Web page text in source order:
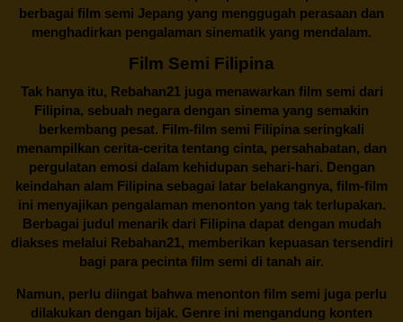
berbagai film semi Jepang yang menggugah perasaan dan
menghadirkan pengalaman sinematik yang mendalam.
Film Semi Filipina
Tak hanya itu, Rebahan21juga menawarkan film semi dari
Filipina, sebuah negara dengan sinema yang semakin
berkembang pesat. Film-film semi Filipina seringkali
menampilkan cerita-cerita tentang cinta, persahabatan, dan
pergulatan emosi dalam kehidupan sehari-hari. Dengan
keindahan alam Filipina sebagai latar belakangnya, film-film
ini menyajikan pengalaman menonton yang tak terlupakan.
Berbagai judul menarik dari Filipina dapat dengan mudah
diakses melalui Rebahan21, memberikan kepuasan tersendiri
bagi para pecinta film semi di tanah air.
Namun, perlu diingat bahwa menonton film semi juga perlu
dilakukan dengan bijak. Genre ini mengandung konten